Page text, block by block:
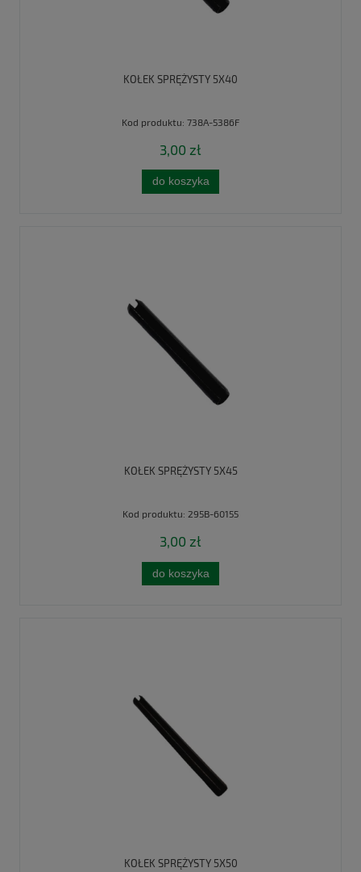
KOŁEK SPRĘŻYSTY 5X40
Kod produktu: 738A-5386F
3,00 zł
do koszyka
KOŁEK SPRĘŻYSTY 5X45
Kod produktu: 295B-60155
3,00 zł
do koszyka
KOŁEK SPRĘŻYSTY 5X50